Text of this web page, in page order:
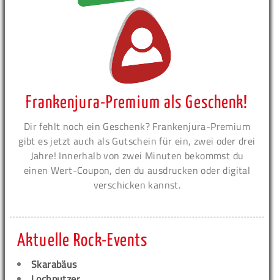
Frankenjura-Premium als Geschenk!
Dir fehlt noch ein Geschenk? Frankenjura-Premium
gibt es jetzt auch als Gutschein für ein, zwei oder drei
Jahre! Innerhalb von zwei Minuten bekommst du
einen Wert-Coupon, den du ausdrucken oder digital
verschicken kannst.
Aktuelle Rock-Events
Skarabäus